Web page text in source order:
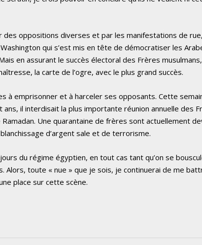
oppositions diverses et par les manifestations de
qui s’est mis en tête de démocratiser les
en assurant le succès électoral des Frères
la carte de l’ogre, avec le plus grand succès.
à emprisonner et à harceler ses opposants. Cette
il interdisait la plus importante réunion annuelle des
Une quarantaine de frères sont actuellement
d’argent sale et de terrorisme.
du régime égyptien, en tout cas tant qu’on se
Alors, toute « nue » que je sois, je continuerai de me
place sur cette scène.